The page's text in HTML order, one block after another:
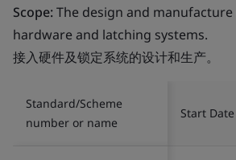
Scope:The design and manufacture
hardware and latching systems.
接入硬件及锁定系统的设计和生产。
Standard/Scheme
number or name
Start Date